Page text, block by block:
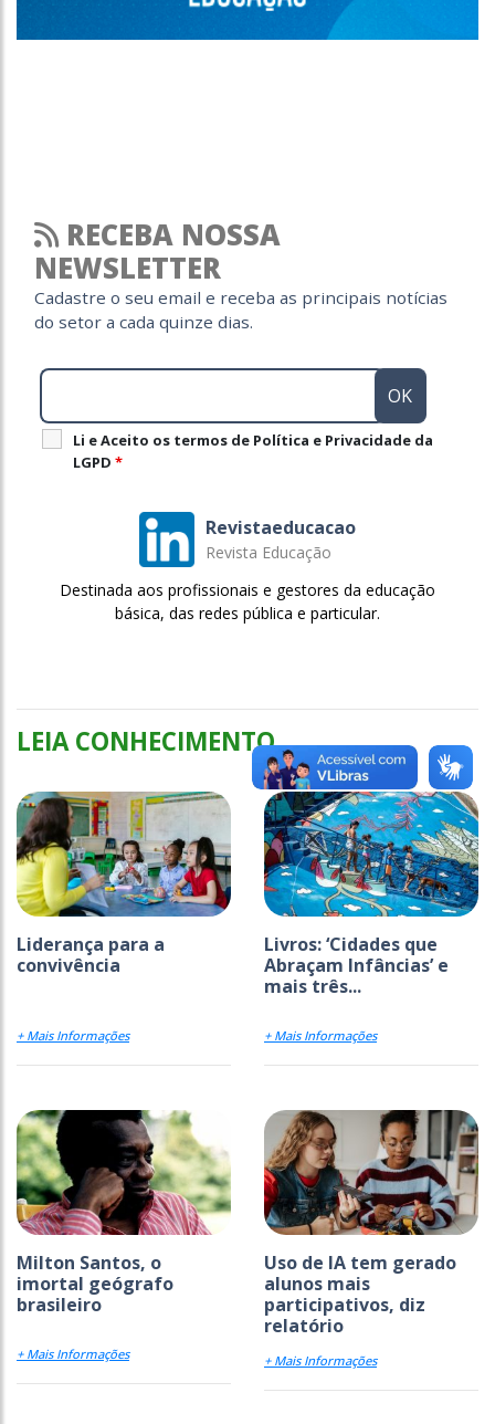
RECEBA NOSSA
NEWSLETTER
Cadastre o seu email e receba as principais notícias
do setor a cada quinze dias.
Li e Aceito os termos de Política e Privacidade da
LGPD *
Revistaeducacao
Revista Educação
Destinada aos profissionais e gestores da educação
básica, das redes pública e particular.
LEIA CONHECIMENTO
Liderança para a
convivência
+ Mais Informações
Livros: ‘Cidades que
Abraçam Infâncias’ e
mais três...
+ Mais Informações
Milton Santos, o
imortal geógrafo
brasileiro
+ Mais Informações
Uso de IA tem gerado
alunos mais
participativos, diz
relatório
+ Mais Informações